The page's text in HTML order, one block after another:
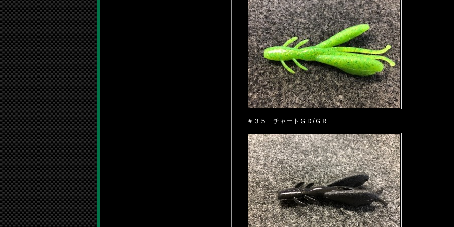
＃３５ チャートＧＤ/ＧＲ